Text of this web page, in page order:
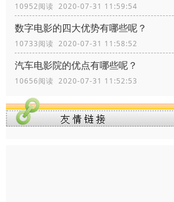
10952阅读 2020-07-31 11:59:54
数字电影的四大优势有哪些呢？
10733阅读 2020-07-31 11:58:52
汽车电影院的优点有哪些呢？
10656阅读 2020-07-31 11:52:53